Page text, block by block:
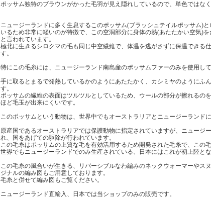
ポッサム独特のブラウンがかった毛羽が見え隠れしているので、単色ではな
ニュージーランドに多く生息するこのポッサム(ブラッシュテイルポッサム)
いるため非常に軽いのが特徴で、この空洞部分に身体の熱(あたたかい空気)
と言われています。
極北に生きるシロクマの毛も同じ中空繊維で、体温を逃がさずに保温できる
す。
特にこの毛糸には、ニュージーランド南島産のポッサムファーのみを使用して
手に取るとまるで発熱しているかのようにあたたかく、カシミヤのようにふ
す。
ポッサムの繊維の表面はツルツルとしているため、ウールの部分が擦れるの
ほど毛玉が出来にくいです。
このポッサムという動物は、世界中でもオーストラリアとニュージーランド
原産国であるオーストラリアでは保護動物に指定されていますが、ニュージ
れ、国をあげての駆除が行われています。
この毛糸はポッサムの上質な毛を有効活用するため開発された毛糸で、この
世界でもニュージーランドでのみ生産されている、日本にはこれが初上陸とな
この毛糸の風合いが生きる、リバーシブルなわ編みのネックウォーマーやス
ジナルの編み図もご用意しております。
毛糸と併せて編み図もご覧ください。
ニュージーランド直輸入、日本では当ショップのみの販売です。